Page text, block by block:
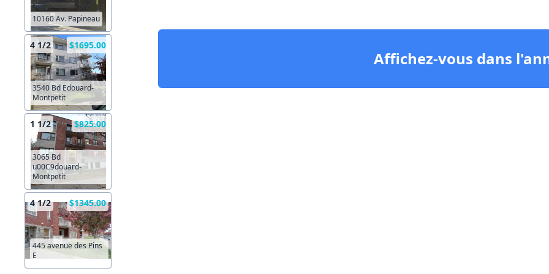
10160 Av. Papineau
4 1/2 $1695.00
3540 Bd Edouard-
Montpetit
1 1/2 $825.00
3065 Bd
u00C9douard-
Montpetit
4 1/2 $1345.00
445 avenue des Pins
E
Affichez-vous dans